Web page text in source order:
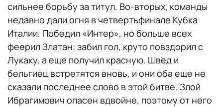
сильнее борьбу за титул. Во-вторых, команды
недавно дали огня в четвертьфинале Кубка
Италии. Победил «Интер», но больше всех
феерил Златан: забил гол, круто повздорил с
Лукаку, а еще получил красную. Швед и
бельгиец встретятся вновь, и они оба еще не
сказали последнее слово в этой битве. Злой
Ибрагимович опасен вдвойне, поэтому от него